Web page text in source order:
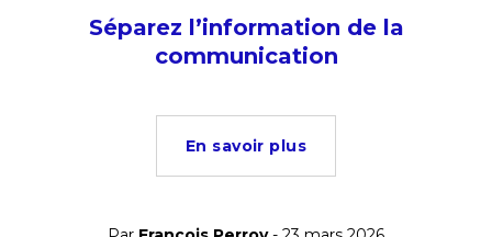
Séparez l’information de la
communication
En savoir plus